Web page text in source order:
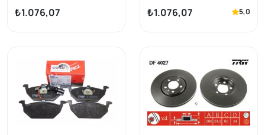
Golf IV-V/Jetta
III/Polo/A3/Leon/Octavia
₺1.076,07
Takımı Golf IV-V/Jetta
III/Polo/A3/Leon/Octavia
₺1.076,07 5,0